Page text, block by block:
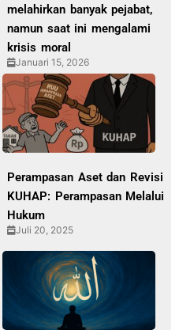
melahirkan banyak pejabat,
namun saat ini mengalami
krisis moral
Januari 15, 2026
Perampasan Aset dan Revisi
KUHAP: Perampasan Melalui
Hukum
Juli 20, 2025